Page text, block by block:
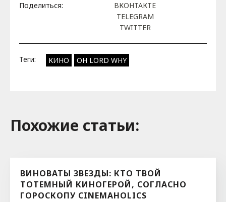
Поделиться:
ВКОНТАКТЕ
TELEGRAM
TWITTER
Теги: КИНО OH LORD WHY
Похожие cтатьи:
ВИНОВАТЫ ЗВЕЗДЫ: КТО ТВОЙ
ТОТЕМНЫЙ КИНОГЕРОЙ, СОГЛАСНО
ГОРОСКОПУ CINEMAHOLICS